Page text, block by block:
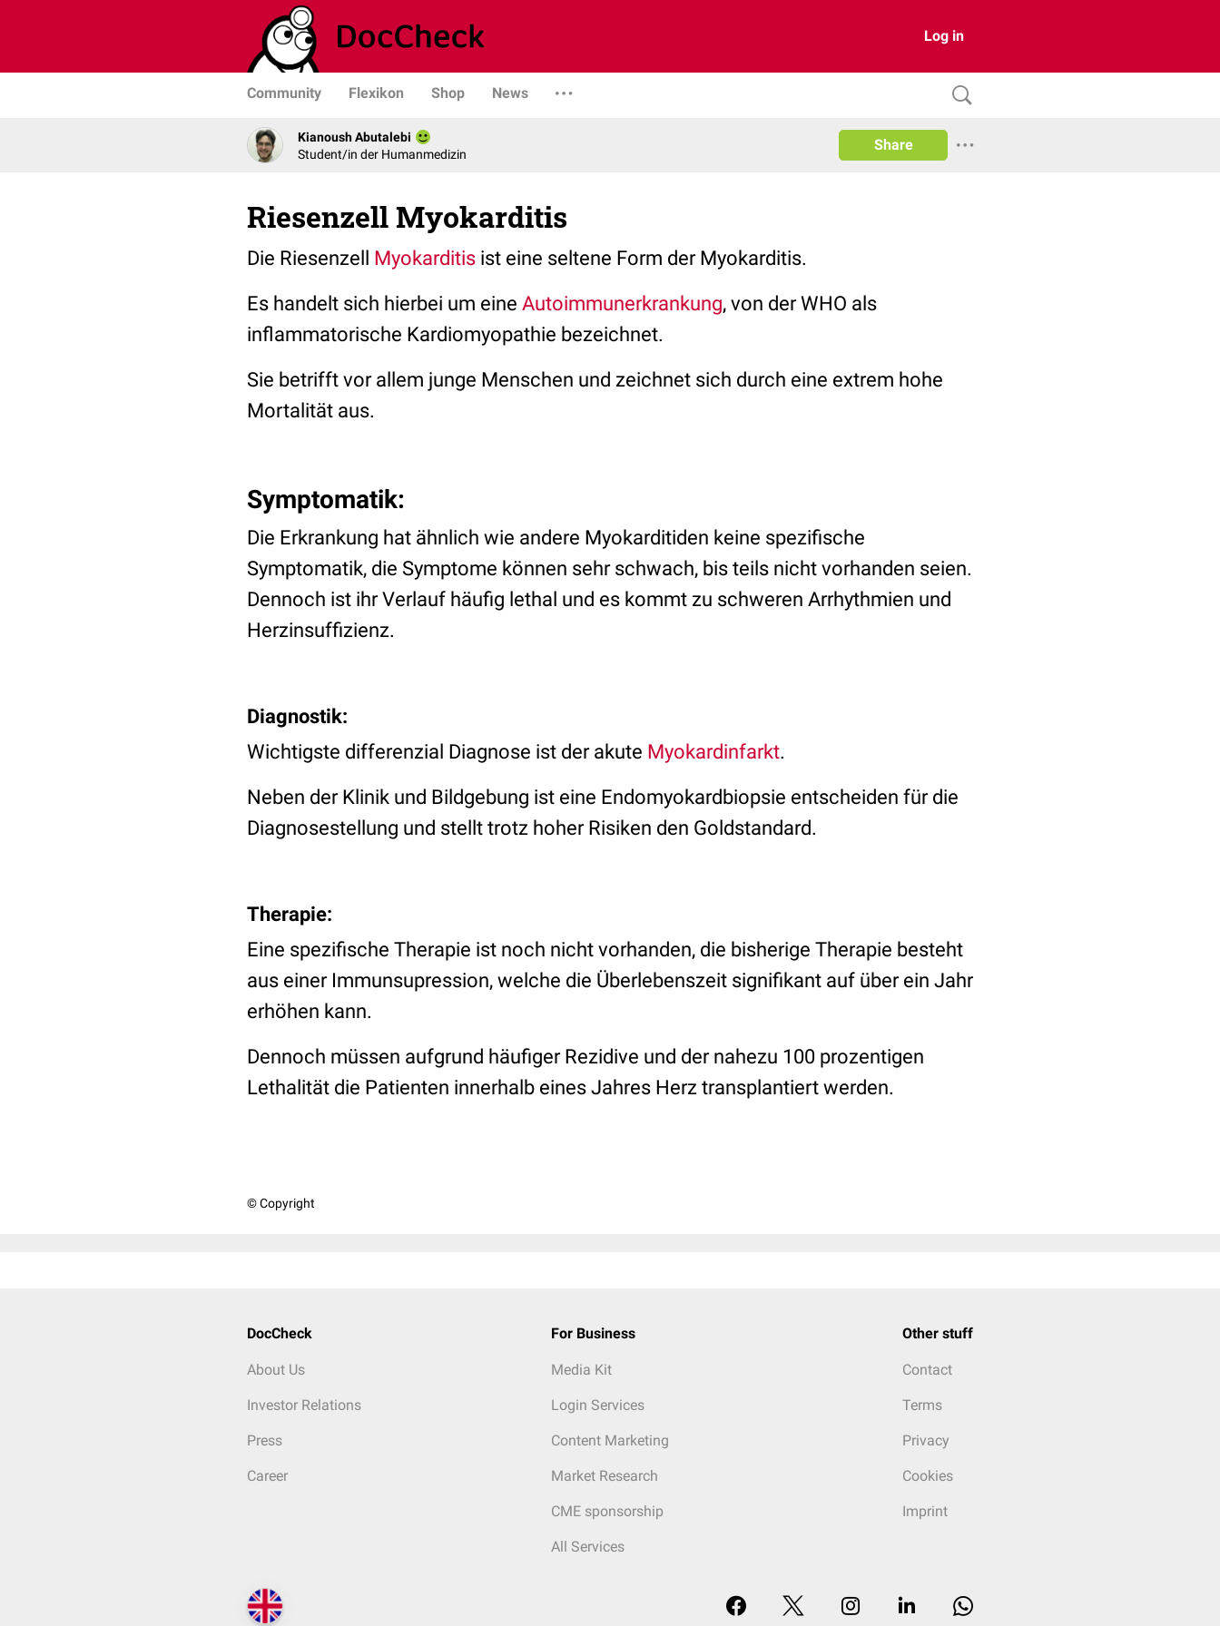
Log in
Community Flexikon Shop News
Kianoush Abutalebi
Student/in der Humanmedizin
Share
Riesenzell Myokarditis
Die Riesenzell Myokarditis ist eine seltene Form der Myokarditis.
Es handelt sich hierbei um eine Autoimmunerkrankung, von der WHO als
inflammatorische Kardiomyopathie bezeichnet.
Sie betrifft vor allem junge Menschen und zeichnet sich durch eine extrem hohe
Mortalität aus.
Symptomatik:
Die Erkrankung hat ähnlich wie andere Myokarditiden keine spezifische
Symptomatik, die Symptome können sehr schwach, bis teils nicht vorhanden seien.
Dennoch ist ihr Verlauf häufig lethal und es kommt zu schweren Arrhythmien und
Herzinsuffizienz.
Diagnostik:
Wichtigste differenzial Diagnose ist der akute Myokardinfarkt.
Neben der Klinik und Bildgebung ist eine Endomyokardbiopsie entscheiden für die
Diagnosestellung und stellt trotz hoher Risiken den Goldstandard.
Therapie:
Eine spezifische Therapie ist noch nicht vorhanden, die bisherige Therapie besteht
aus einer Immunsupression, welche die Überlebenszeit signifikant auf über ein Jahr
erhöhen kann.
Dennoch müssen aufgrund häufiger Rezidive und der nahezu 100 prozentigen
Lethalität die Patienten innerhalb eines Jahres Herz transplantiert werden.
© Copyright
DocCheck
About Us
Investor Relations
Press
Career
For Business
Media Kit
Login Services
Content Marketing
Market Research
CME sponsorship
All Services
Other stuff
Contact
Terms
Privacy
Cookies
Imprint